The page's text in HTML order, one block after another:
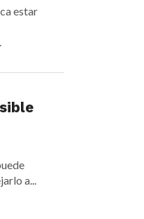
estar
a...